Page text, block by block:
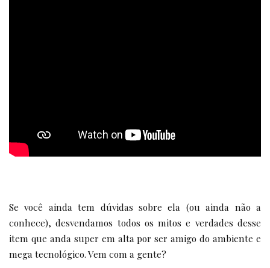
Se você ainda tem dúvidas sobre ela (ou ainda não a
conhece), desvendamos todos os mitos e verdades desse
item que anda super em alta por ser amigo do ambiente e
mega tecnológico. Vem com a gente?